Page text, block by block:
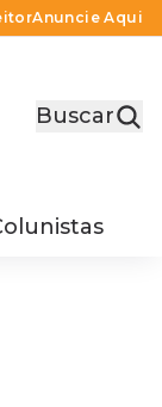
Anuncie Aqui
Buscar